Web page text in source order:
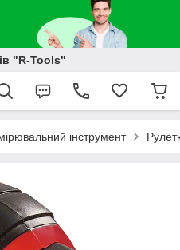
"R-Tools"
інструмент